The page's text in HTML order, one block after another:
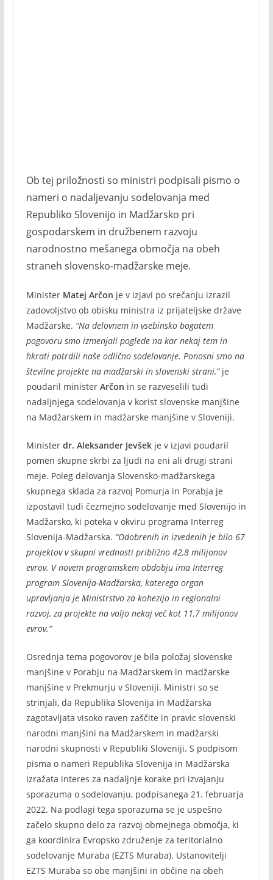
Ob tej priložnosti so ministri podpisali pismo o
nameri o nadaljevanju sodelovanja med
Republiko Slovenijo in Madžarsko pri
gospodarskem in družbenem razvoju
narodnostno mešanega območja na obeh
straneh slovensko-madžarske meje.
Minister Matej Arčon je v izjavi po srečanju izrazil
zadovoljstvo ob obisku ministra iz prijateljske države
Madžarske. “Na delovnem in vsebinsko bogatem
pogovoru smo izmenjali poglede na kar nekaj tem in
hkrati potrdili naše odlično sodelovanje. Ponosni smo na
številne projekte na madžarski in slovenski strani,”je
poudaril minister Arčon in se razveselili tudi
nadaljnjega sodelovanja v korist slovenske manjšine
na Madžarskem in madžarske manjšine v Sloveniji.
Minister dr. Aleksander Jevšekje v izjavi poudaril
pomen skupne skrbi za ljudi na eni ali drugi strani
meje. Poleg delovanja Slovensko-madžarskega
skupnega sklada za razvoj Pomurja in Porabja je
izpostavil tudi čezmejno sodelovanje med Slovenijo in
Madžarsko, ki poteka v okviru programa Interreg
Slovenija-Madžarska. “Odobrenih in izvedenih je bilo 67
projektov v skupni vrednosti približno 42,8 milijonov
evrov. V novem programskem obdobju ima Interreg
program Slovenija-Madžarska, katerega organ
upravljanja je Ministrstvo za kohezijo in regionalni
razvoj, za projekte na voljo nekaj več kot 11,7 milijonov
evrov.”
Osrednja tema pogovorov je bila položaj slovenske
manjšine v Porabju na Madžarskem in madžarske
manjšine v Prekmurju v Sloveniji. Ministri so se
strinjali, da Republika Slovenija in Madžarska
zagotavljata visoko raven zaščite in pravic slovenski
narodni manjšini na Madžarskem in madžarski
narodni skupnosti v Republiki Sloveniji. S podpisom
pisma o nameri Republika Slovenija in Madžarska
izražata interes za nadaljnje korake pri izvajanju
sporazuma o sodelovanju, podpisanega 21. februarja
2022. Na podlagi tega sporazuma se je uspešno
začelo skupno delo za razvoj obmejnega območja, ki
ga koordinira Evropsko združenje za teritorialno
sodelovanje Muraba (EZTS Muraba). Ustanovitelji
EZTS Muraba so obe manjšini in občine na obeh